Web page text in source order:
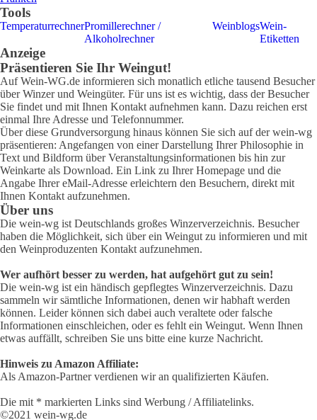
Tools
TemperaturrechnerPromillerechner /
Alkoholrechner
WeinblogsWein-
Etiketten
Anzeige
Präsentieren Sie Ihr Weingut!
Auf Wein-WG.de informieren sich monatlich etliche tausend Besucher
über Winzer und Weingüter. Für uns ist es wichtig, dass der Besucher
Sie findet und mit Ihnen Kontakt aufnehmen kann. Dazu reichen erst
einmal Ihre Adresse und Telefonnummer.
Über diese Grundversorgung hinaus können Sie sich auf der wein-wg
präsentieren: Angefangen von einer Darstellung Ihrer Philosophie in
Text und Bildform über Veranstaltungsinformationen bis hin zur
Weinkarte als Download. Ein Link zu Ihrer Homepage und die
Angabe Ihrer eMail-Adresse erleichtern den Besuchern, direkt mit
Ihnen Kontakt aufzunehmen.
Über uns
Die wein-wg ist Deutschlands großes Winzerverzeichnis. Besucher
haben die Möglichkeit, sich über ein Weingut zu informieren und mit
den Weinproduzenten Kontakt aufzunehmen.
Wer aufhört besser zu werden, hat aufgehört gut zu sein!
Die wein-wg ist ein händisch gepflegtes Winzerverzeichnis. Dazu
sammeln wir sämtliche Informationen, denen wir habhaft werden
können. Leider können sich dabei auch veraltete oder falsche
Informationen einschleichen, oder es fehlt ein Weingut. Wenn Ihnen
etwas auffällt, schreiben Sie uns bitte eine kurze Nachricht.
Hinweis zu Amazon Affiliate:
Als Amazon-Partner verdienen wir an qualifizierten Käufen.
Die mit * markierten Links sind Werbung / Affiliatelinks.
©2021 wein-wg.de